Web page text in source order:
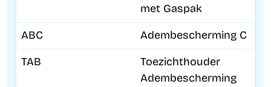
met Gaspak
ABC Adembescherming C
TAB
Toezichthouder
Adembescherming